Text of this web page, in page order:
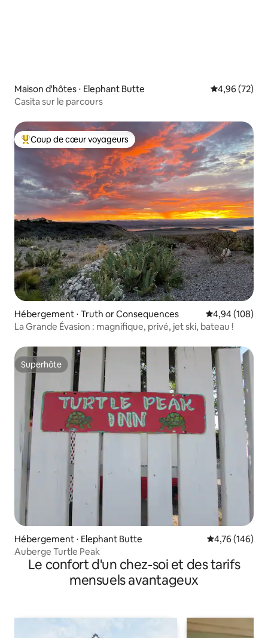
Maison d'hôtes ⋅ Elephant Butte Évaluation
4,96 (72)
Casita sur le parcours
Coups de cœur voyageurs les plus appréciés
Coup de cœur voyageurs
Hébergement ⋅ Truth or Consequences Évaluation
4,94 (108)
La Grande Évasion : magnifique, privé, jet ski, bateau !
Superhôte
Superhôte
Hébergement ⋅ Elephant Butte Évaluation
4,76 (146)
Auberge Turtle Peak
Le confort d'un chez-soi et des tarifs
mensuels avantageux